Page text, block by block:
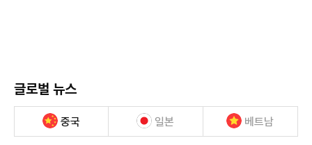
글로벌 뉴스
중국 일본 베트남